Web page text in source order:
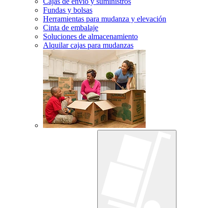
Fundas y bolsas
Herramientas para mudanza y elevación
Cinta de embalaje
Soluciones de almacenamiento
Alquilar cajas para mudanzas